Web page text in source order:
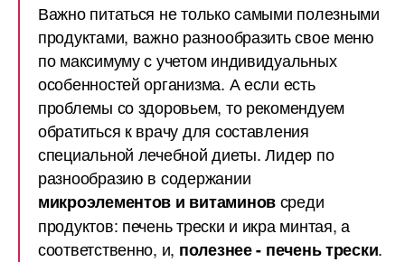
Важно питаться не только самыми полезными
продуктами, важно разнообразить свое меню
по максимуму с учетом индивидуальных
особенностей организма. А если есть
проблемы со здоровьем, то рекомендуем
обратиться к врачу для составления
специальной лечебной диеты. Лидер по
разнообразию в содержании
микроэлементов и витаминовсреди
продуктов: печень трески и икра минтая, а
соответственно, и, полезнее - печень трески.